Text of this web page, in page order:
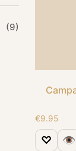
(9)
€9.95
♡ 👁